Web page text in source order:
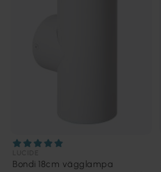
Bondi 18cm vägglampa